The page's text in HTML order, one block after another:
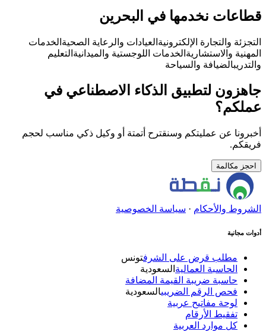
قطاعات نخدمها في البحرين
التجزئة والتجارة الإلكترونيةالعيادات والرعاية الصحيةالخدمات
المهنية والاستشاريةالخدمات اللوجستية والميدانيةالتعليم
والتدريب الضيافة والسياحة
جاهزون لتطبيق الذكاء الاصطناعي في
عملكم؟
أخبرونا عن عمليتكم وسنقترح أتمتة أو وكيل ذكي مناسب لحجم
فريقكم.
احجز مكالمة
الشروط والأحكام· سياسة الخصوصية
أدوات مجانية
مطلب قرض على الشرف تونس
الحاسبة العماليةالسعودية
حاسبة ضريبة القيمة المضافة
فحص الرقم الضريبيالسعودية
لوحة مفاتيح عربية
تفقيط الأرقام
كل موارد العربية